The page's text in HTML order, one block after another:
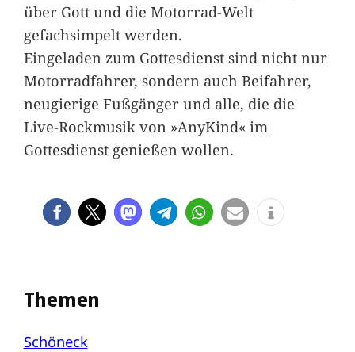
über Gott und die Motorrad-Welt
gefachsimpelt werden.
Eingeladen zum Gottesdienst sind nicht nur
Motorradfahrer, sondern auch Beifahrer,
neugierige Fußgänger und alle, die die
Live-Rockmusik von »AnyKind« im
Gottesdienst genießen wollen.
Themen
Schöneck